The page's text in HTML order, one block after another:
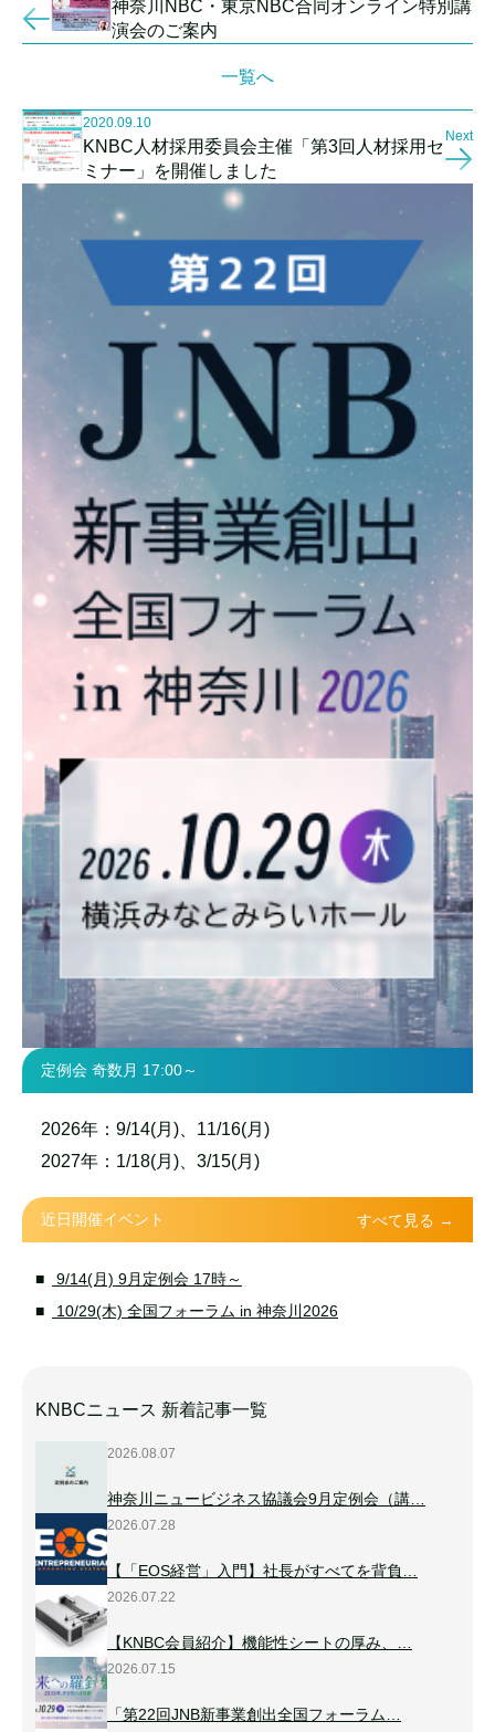
神奈川NBC・東京NBC合同オンライン特別講
演会のご案内
一覧へ
2020.09.10
KNBC人材採用委員会主催「第3回人材採用セ
ミナー」を開催しました
Next
定例会 奇数月 17:00～
2026年：9/14(月)、11/16(月)
2027年：1/18(月)、3/15(月)
近日開催イベント すべて見る →
9/14(月) 9月定例会 17時～
10/29(木) 全国フォーラム in 神奈川2026
KNBCニュース 新着記事一覧
2026.08.07
神奈川ニュービジネス協議会9月定例会（講…
2026.07.28
【「EOS経営」入門】社長がすべてを背負…
2026.07.22
【KNBC会員紹介】機能性シートの厚み、…
2026.07.15
「第22回JNB新事業創出全国フォーラム…